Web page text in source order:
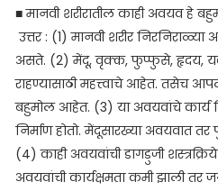
■ मानवी शरीरातील काही अवयव हे
उत्तर : (1) मानवी शरीर निरनिराळ्या
असते. (2) मेंदू, वृक्क, फुप्फुसे, हृदय,
राहण्यासाठी महत्त्वाचे आहेत. तसेच
बहुमोल आहेत. (3) या अवयवांचे कार्य
निर्माण होतो. मेंदूसारख्या अवयवात
(4) काही अवयवांची डागडुजी
अवयवांची कार्यक्षमता कमी झाली